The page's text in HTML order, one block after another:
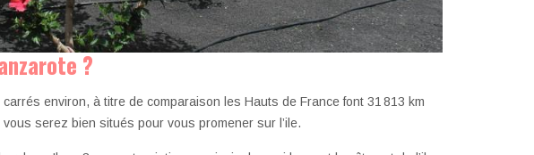
?
environ, à titre de comparaison les Hauts de France font 31 813 km
serez bien situés pour vous promener sur l’ile.